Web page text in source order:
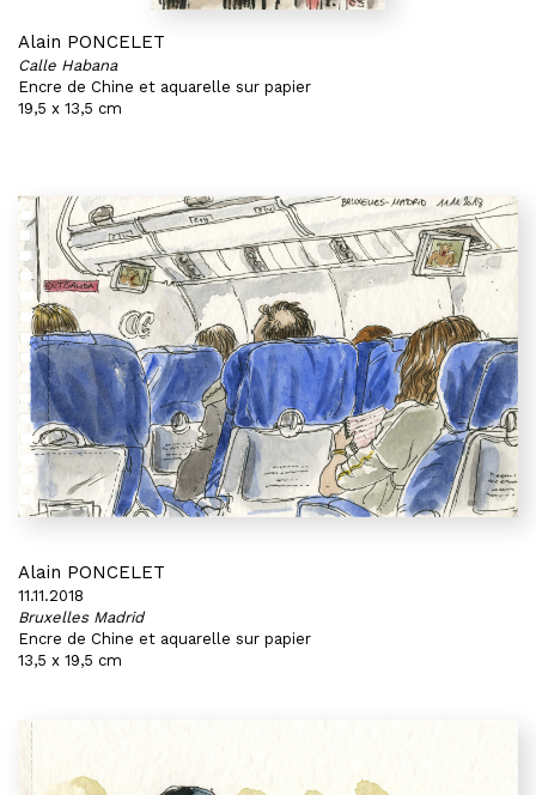
Alain PONCELET
Calle Habana
Encre de Chine et aquarelle sur papier
19,5 x 13,5 cm
Alain PONCELET
11.11.2018
Bruxelles Madrid
Encre de Chine et aquarelle sur papier
13,5 x 19,5 cm